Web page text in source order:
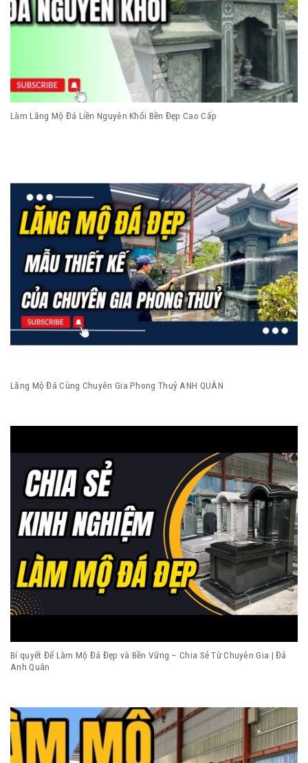
Làm Lăng Mộ Đá Liền Nguyên Khối Bền Đẹp Cao Cấp
Lăng Mộ Đá Cùng Chuyên Gia Phong Thuỷ ANH QUÂN
Bí quyết Để Làm Mộ Đá Đẹp và Bền Vững – Chia Sẻ Từ Chuyên Gia | Đá
Anh Quân